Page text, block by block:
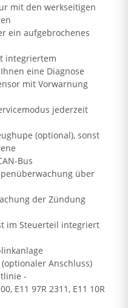
mit den werkseitigen
ein aufgebrochenes
integriertem
eine Diagnose
mit Vorwarnung
jederzeit
(optional), sonst
Bus
über
der Zündung
im Steuerteil integriert
Anschluss)
-
E11 97R 2311, E11 10R